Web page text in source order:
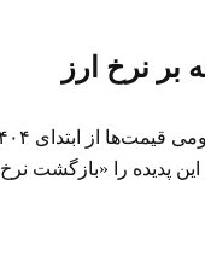
نرخ ارز
این پدیده را